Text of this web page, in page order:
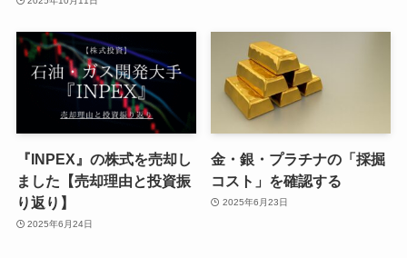
『INPEX』の株式を売却し
ました【売却理由と投資振
り返り】
2025年6月24日
金・銀・プラチナの「採掘
コスト」を確認する
2025年6月23日